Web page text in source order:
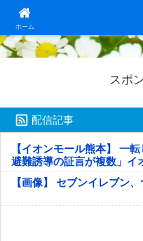
ホーム日本第一！ニュース
スポ
配信記事
【イオンモール熊本】 一
避難誘導の証言が複数」イ
疑い
【画像】 セブンイレブン